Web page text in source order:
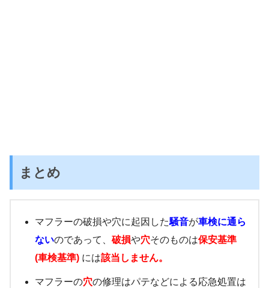
まとめ
マフラーの破損や穴に起因した騒音が車検に通ら
ないのであって、 破損や穴そのものは保安基準
(車検基準) には該当しません。
マフラーの穴の修理はパテなどによる応急処置は